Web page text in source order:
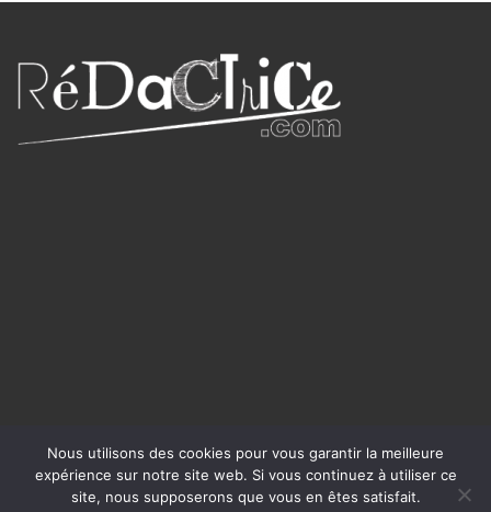
Writer WordPress Theme©rédactrice.com 2025 -
Nous utilisons des cookies pour vous garantir la meilleure
expérience sur notre site web. Si vous continuez à utiliser ce
site, nous supposerons que vous en êtes satisfait.